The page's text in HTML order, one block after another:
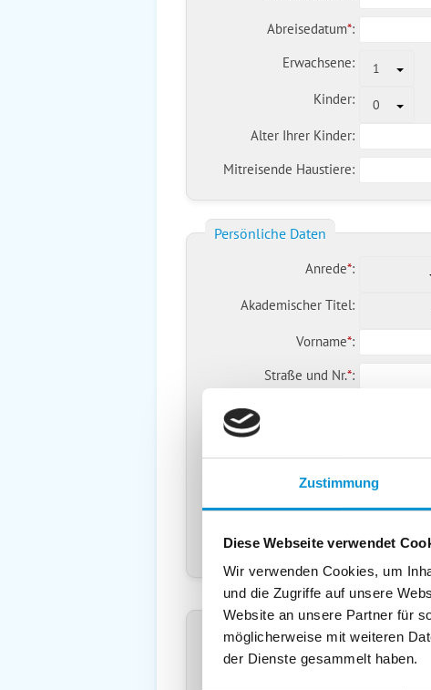
Zustimmung
Diese Webseite verwendet
Wir verwenden Cookies, um
und die Zugriffe auf unsere
Website an unsere Partner für
möglicherweise mit weiteren
der Dienste gesammelt haben.
Abreisedatum*:
Erwachsene:
1
Kinder: 0
Alter Ihrer Kinder:
Mitreisende Haustiere:
Persönliche Daten
Anrede*:
Akademischer Titel:
Vorname*:
Straße und Nr.*:
Telefon*:
Mobil:
E-Mail:
Freier Kommentar an Vermieter